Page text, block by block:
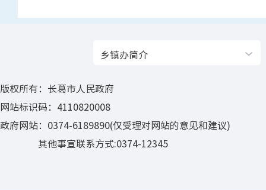
乡镇办简介
版权所有：长葛市人民政府
网站标识码：4110820008
政府网站：0374-6189890(仅受理对网站的意见和建议)
其他事宣联系方式:0374-12345